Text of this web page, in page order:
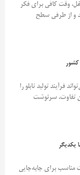
وقت کافی برای فکر
و از طرفی سطح
کشور
فرآیند تولید تابلو را
تفاوت، سرنوشت
یکدیگر
مناسب برای جابه‌جایی